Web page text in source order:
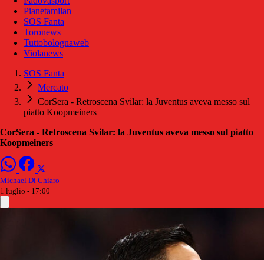
Pianetamilan
SOS Fanta
Toronews
Tuttobolognaweb
Violanews
SOS Fanta
Mercato
CorSera - Retroscena Svilar: la Juventus aveva messo sul
piatto Koopmeiners
CorSera - Retroscena Svilar: la Juventus aveva messo sul piatto
Koopmeiners
Michael Di Chiaro
1 luglio - 17:00